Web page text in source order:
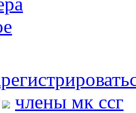
члены мк ссг